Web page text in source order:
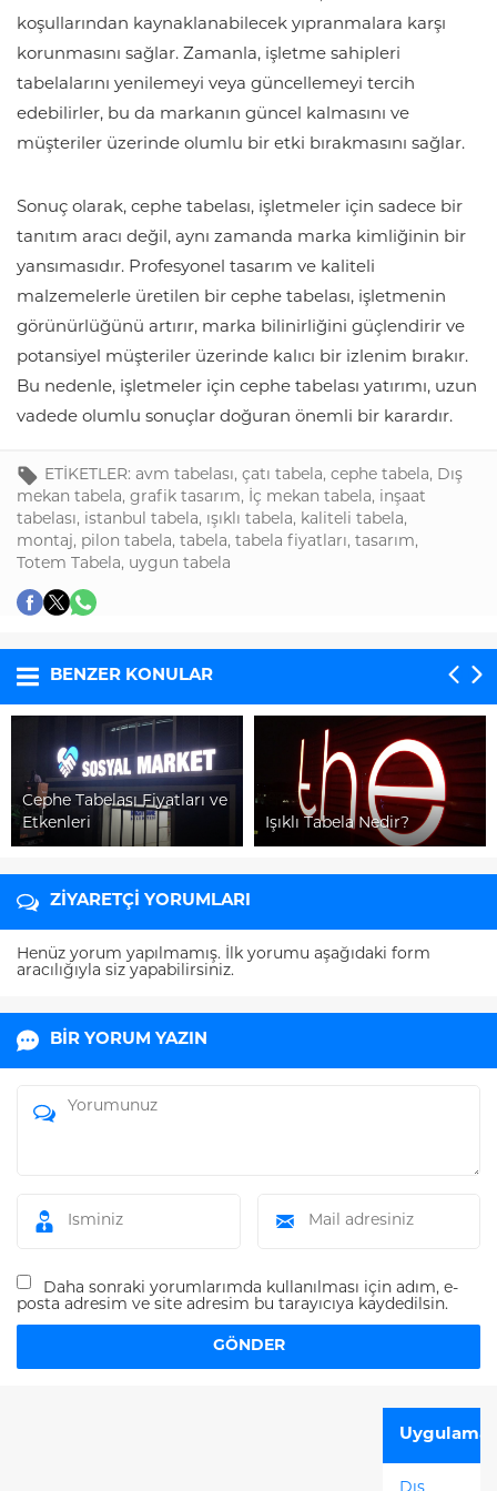
koşullarından kaynaklanabilecek yıpranmalara karşı
korunmasını sağlar. Zamanla, işletme sahipleri
tabelalarını yenilemeyi veya güncellemeyi tercih
edebilirler, bu da markanın güncel kalmasını ve
müşteriler üzerinde olumlu bir etki bırakmasını sağlar.
Sonuç olarak, cephe tabelası, işletmeler için sadece bir
tanıtım aracı değil, aynı zamanda marka kimliğinin bir
yansımasıdır. Profesyonel tasarım ve kaliteli
malzemelerle üretilen bir cephe tabelası, işletmenin
görünürlüğünü artırır, marka bilinirliğini güçlendirir ve
potansiyel müşteriler üzerinde kalıcı bir izlenim bırakır.
Bu nedenle, işletmeler için cephe tabelası yatırımı, uzun
vadede olumlu sonuçlar doğuran önemli bir karardır.
ETİKETLER: avm tabelası, çatı tabela, cephe tabela, Dış
mekan tabela, grafik tasarım, İç mekan tabela, inşaat
tabelası, istanbul tabela, ışıklı tabela, kaliteli tabela,
montaj, pilon tabela, tabela, tabela fiyatları, tasarım,
Totem Tabela, uygun tabela
BENZER KONULAR
Cephe Tabelası Fiyatları ve
Etkenleri
Işıklı Tabela Nedir?
ZİYARETÇİ YORUMLARI
Henüz yorum yapılmamış. İlk yorumu aşağıdaki form
aracılığıyla siz yapabilirsiniz.
BİR YORUM YAZIN
Daha sonraki yorumlarımda kullanılması için adım, e-
posta adresim ve site adresim bu tarayıcıya kaydedilsin.